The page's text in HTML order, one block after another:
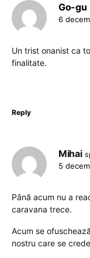
Go-gu
6
Un trist onanist ca
finalitate.
Reply
Mihai
5
Până acum nu a
caravana trece.
Acum se
nostru care se